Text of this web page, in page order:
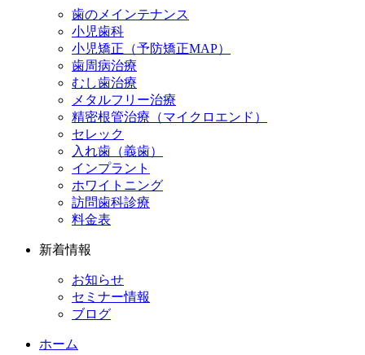
歯のメインテナンス
小児歯科
小児矯正（予防矯正MAP）
歯周病治療
むし歯治療
メタルフリー治療
精密根管治療（マイクロエンド）
セレック
入れ歯（義歯）
インプラント
ホワイトニング
訪問歯科診療
料金表
新着情報
お知らせ
セミナー情報
ブログ
ホーム